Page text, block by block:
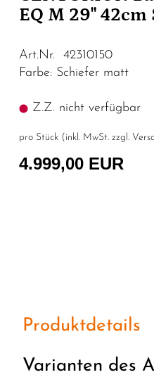
EQ M 29"
Art.Nr. 42310150
Farbe: Schiefer matt
Z.Z. nicht verfügbar
pro Stück (inkl. MwSt. zzgl.
4.999,00 EUR
Produktdetails
Varianten des